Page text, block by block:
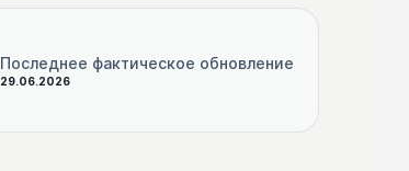
Последнее фактическое обновление
29.06.2026